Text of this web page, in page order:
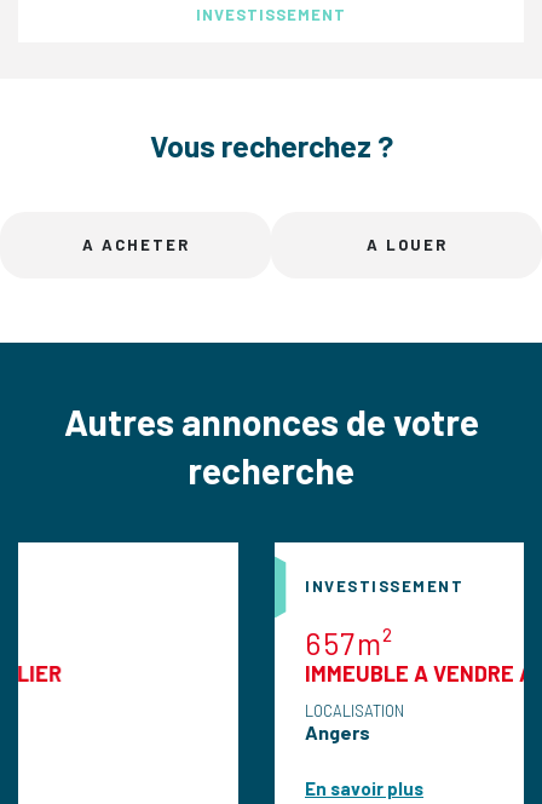
INVESTISSEMENT
Vous recherchez ?
A ACHETER A LOUER
Autres annonces de votre
recherche
INVESTISSEMENT
IMMEUBLE A VENDRE ANGERS
En savoir plus